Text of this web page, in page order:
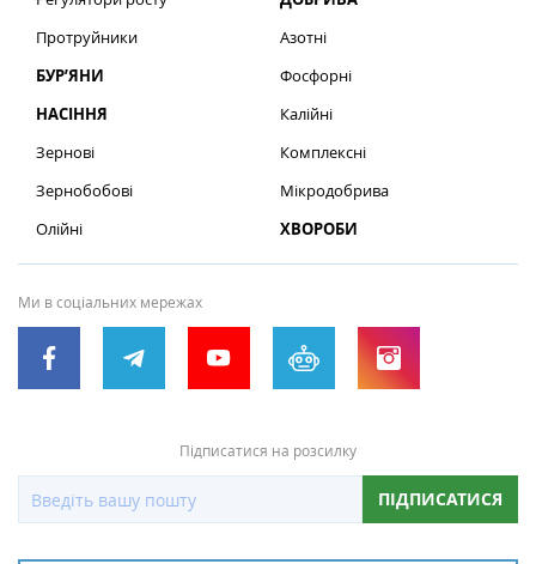
Протруйники
БУР’ЯНИ
НАСІННЯ
Зернові
Зернобобові
Олійні
Азотні
Фосфорні
Калійні
Комплексні
Мікродобрива
ХВОРОБИ
Ми в соціальних мережах
Підписатися на розсилку
ПІДПИСАТИСЯ